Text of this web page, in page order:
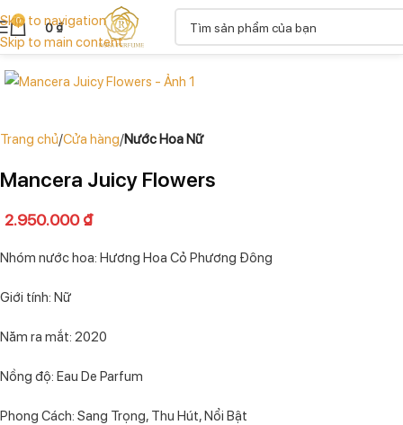
Skip to navigation
Skip to main content
0 0₫
Trang chủ Cửa hàng Nước Hoa Nữ
Mancera Juicy Flowers
2.950.000₫
Nhóm nước hoa: Hương Hoa Cỏ Phương Đông
Giới tính: Nữ
Năm ra mắt: 2020
Nồng độ: Eau De Parfum
Phong Cách: Sang Trọng, Thu Hút, Nổi Bật